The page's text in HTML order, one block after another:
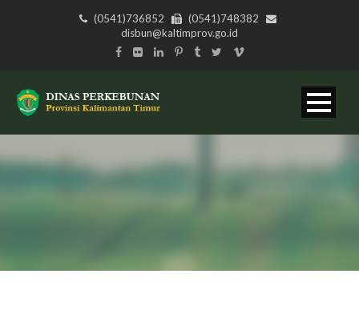
(0541)736852
(0541)748382
disbun@kaltimprov.go.id